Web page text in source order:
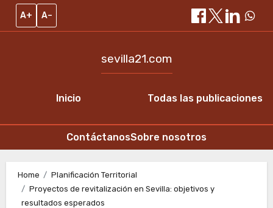
A+ A–
Inicio
sevilla21.com
Todas las publicaciones
ContáctanosSobre nosotros
content
Home
Planificación Territorial
Proyectos de revitalización en Sevilla: objetivos y
resultados esperados